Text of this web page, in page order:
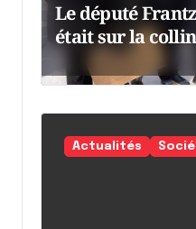
Le député
était sur la
chaumine
Actualités